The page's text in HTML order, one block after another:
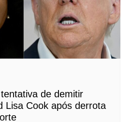
de demitir
Lisa Cook após derrota